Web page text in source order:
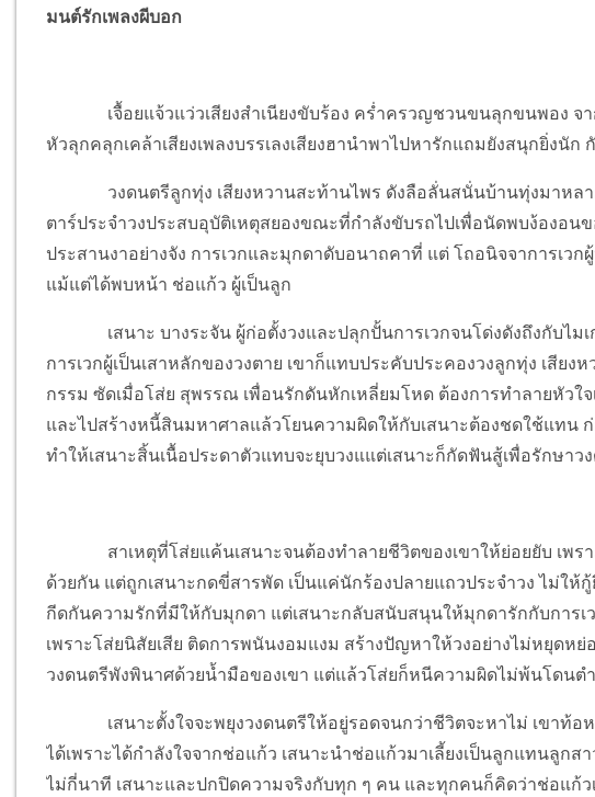
มนต์รักเพลงผีบอก
เจื้อยแจ้วแว่วเสียงสำเนียงขับร้อง คร่ำครวญชวนขนลุกขนพอง จา
หัวลุกคลุกเคล้าเสียงเพลงบรรเลงเสียงฮานำพาไปหารักแถมยังสนุกยิ่งนัก
วงดนตรีลูกทุ่ง เสียงหวานสะท้านไพร ดังลือลั่นสนั่นบ้านทุ่งมาหล
ตาร์ประจำวงประสบอุบัติเหตุสยองขณะที่กำลังขับรถไปเพื่อนัดพบง้องอ
ประสานงาอย่างจัง การเวกและมุกดาดับอนาถคาที่ แต่ โถอนิจจาการเว
แม้แต่ได้พบหน้า ช่อแก้ว ผู้เป็นลูก
เสนาะ บางระจัน ผู้ก่อตั้งวงและปลุกปั้นการเวกจนโด่งดังถึงกับไ
การเวกผู้เป็นเสาหลักของวงตาย เขาก็แทบประคับประคองวงลูกทุ่ง เสีย
กรรม ซัดเมื่อโส่ย สุพรรณ เพื่อนรักดันหักเหลี่ยมโหด ต้องการทำลายหัวใจ
และไปสร้างหนี้สินมหาศาลแล้วโยนความผิดให้กับเสนาะต้องชดใช้แทน
ทำให้เสนาะสิ้นเนื้อประดาตัวแทบจะยุบวงแแต่เสนาะก็กัดฟันสู้เพื่อรักษาว
สาเหตุที่โส่ยแค้นเสนาะจนต้องทำลายชีวิตของเขาให้ย่อยยับ เพ
ด้วยกัน แต่ถูกเสนาะกดขี่สารพัด เป็นแค่นักร้องปลายแถวประจำวง ไม่ให้
กีดกันความรักที่มีให้กับมุกดา แต่เสนาะกลับสนับสนุนให้มุกดารักกับการเ
เพราะโส่ยนิสัยเสีย ติดการพนันงอมแงม สร้างปัญหาให้วงอย่างไม่หยุดหย่
วงดนตรีพังพินาศด้วยน้ำมือของเขา แต่แล้วโส่ยก็หนีความผิดไม่พ้นโดนต
เสนาะตั้งใจจะพยุงวงดนตรีให้อยู่รอดจนกว่าชีวิตจะหาไม่ เขา
ได้เพราะได้กำลังใจจากช่อแก้ว เสนาะนำช่อแก้วมาเลี้ยงเป็นลูกแทนลูก
ไม่กี่นาที เสนาะและปกปิดความจริงกับทุก ๆ คน และทุกคนก็คิดว่าช่อแก้ว